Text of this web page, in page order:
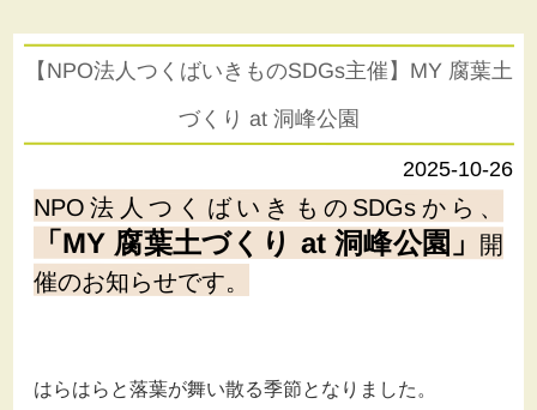
【NPO法人つくばいきものSDGs主催】MY 腐葉土
づくり at 洞峰公園
2025-10-26
NPO法人つくばいきものSDGsから、
「MY 腐葉土づくり at 洞峰公園」 開
催のお知らせです。
はらはらと落葉が舞い散る季節となりました。